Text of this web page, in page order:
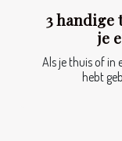
3
je
Als je thuis of in
hebt